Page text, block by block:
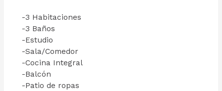
-3 Habitaciones
-3 Baños
-Estudio
-Sala/Comedor
-Cocina Integral
-Balcón
-Patio de ropas